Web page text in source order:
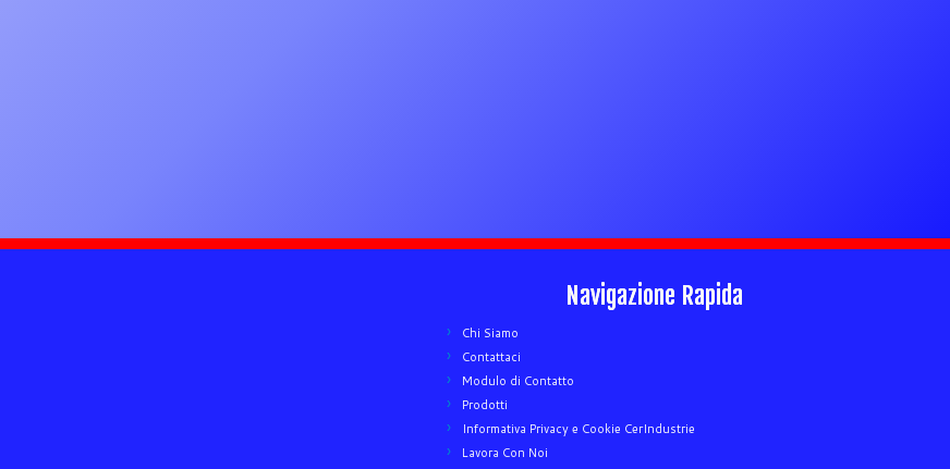
Navigazione Rapida
Chi Siamo
Contattaci
Modulo di Contatto
Prodotti
Informativa Privacy e Cookie CerIndustrie
Lavora Con Noi